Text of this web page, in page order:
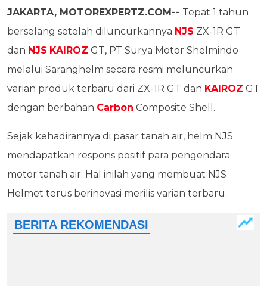
JAKARTA, MOTOREXPERTZ.COM-- Tepat 1 tahun
berselang setelah diluncurkannya NJS ZX-1R GT
dan NJS KAIROZ GT, PT Surya Motor Shelmindo
melalui Saranghelm secara resmi meluncurkan
varian produk terbaru dari ZX-1R GT dan KAIROZ GT
dengan berbahan Carbon Composite Shell.
Sejak kehadirannya di pasar tanah air, helm NJS
mendapatkan respons positif para pengendara
motor tanah air. Hal inilah yang membuat NJS
Helmet terus berinovasi merilis varian terbaru.